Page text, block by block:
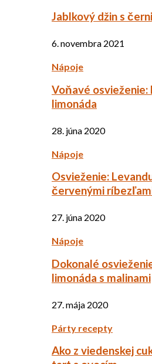
Jablkový džin s
6. novembra 2021
Nápoje
Voňavé
limonáda
28. júna 2020
Nápoje
Osvieženie:
červenými
27. júna 2020
Nápoje
Dokonalé
limonáda s malinami
27. mája 2020
Párty recepty
Ako z viedenskej